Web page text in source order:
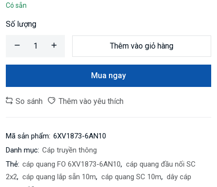
Có sẵn
Số lượng
Thêm vào giỏ hàng
Mua ngay
So sánh Thêm vào yêu thích
Mã sản phẩm: 6XV1873-6AN10
Danh mục: Cáp truyền thông
Thẻ: cáp quang FO 6XV1873-6AN10, cáp quang đầu nối SC
2x2, cáp quang lắp sẵn 10m, cáp quang SC 10m, dây cáp